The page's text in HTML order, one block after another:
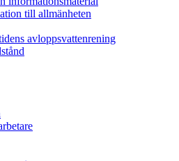
till allmänheten
avloppsvattenrening